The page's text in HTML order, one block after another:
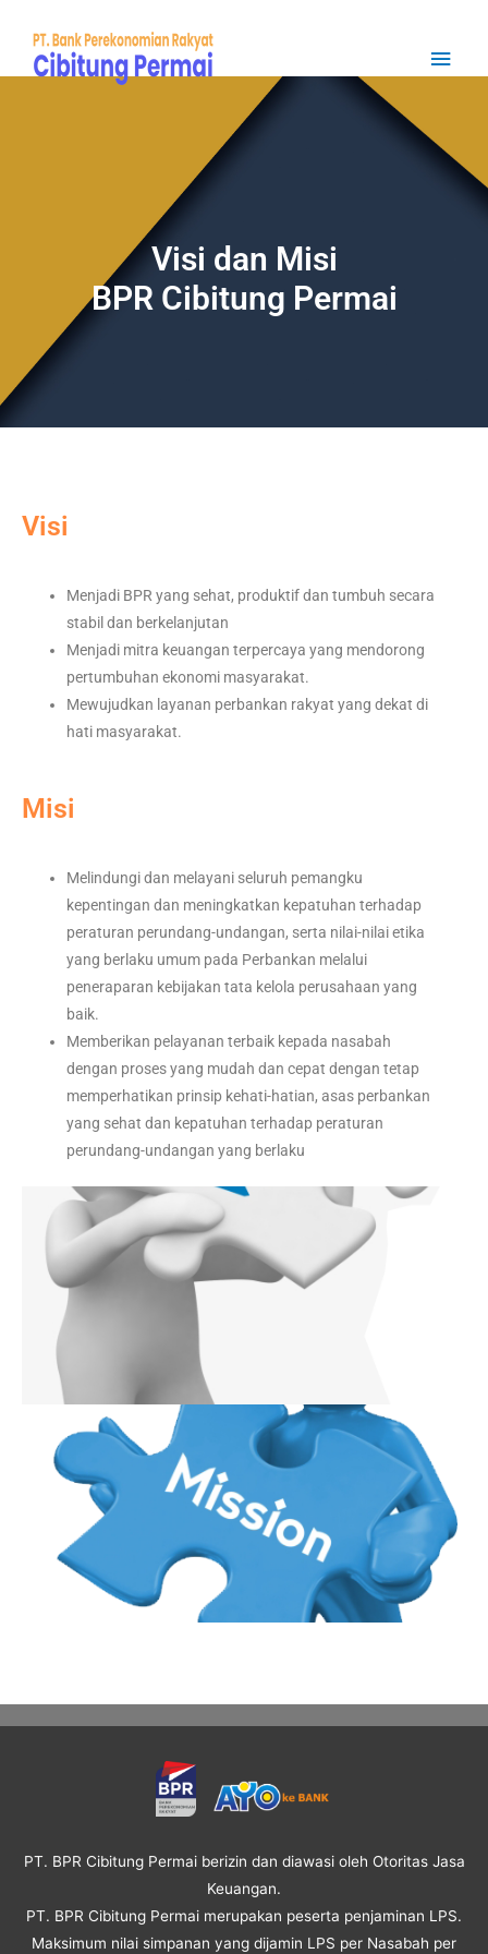
Visi dan Misi
BPR Cibitung Permai
Visi
Menjadi BPR yang sehat, produktif dan tumbuh secara
stabil dan berkelanjutan
Menjadi mitra keuangan terpercaya yang mendorong
pertumbuhan ekonomi masyarakat.
Mewujudkan layanan perbankan rakyat yang dekat di
hati masyarakat.
Misi
Melindungi dan melayani seluruh pemangku
kepentingan dan meningkatkan kepatuhan terhadap
peraturan perundang-undangan, serta nilai-nilai etika
yang berlaku umum pada Perbankan melalui
peneraparan kebijakan tata kelola perusahaan yang
baik.
Memberikan pelayanan terbaik kepada nasabah
dengan proses yang mudah dan cepat dengan tetap
memperhatikan prinsip kehati-hatian, asas perbankan
yang sehat dan kepatuhan terhadap peraturan
perundang-undangan yang berlaku
PT. BPR Cibitung Permai berizin dan diawasi oleh Otoritas Jasa
Keuangan.
PT. BPR Cibitung Permai merupakan peserta penjaminan LPS.
Maksimum nilai simpanan yang dijamin LPS per Nasabah per